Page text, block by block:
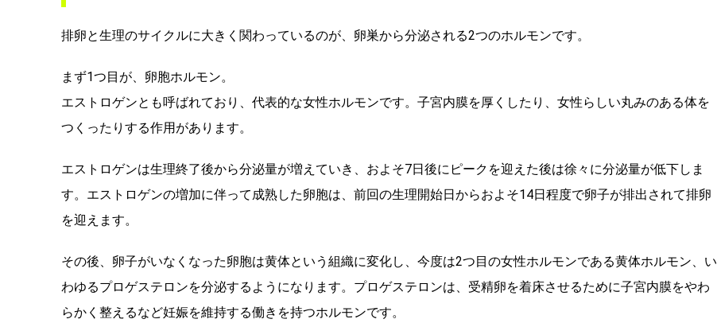
排卵と生理のサイクルに大きく関わっているのが、卵巣から分泌される2つのホルモンです。
まず1つ目が、卵胞ホルモン。
エストロゲンとも呼ばれており、代表的な女性ホルモンです。子宮内膜を厚くしたり、女性らしい丸みのある体を
つくったりする作用があります。
エストロゲンは生理終了後から分泌量が増えていき、およそ7日後にピークを迎えた後は徐々に分泌量が低下しま
す。エストロゲンの増加に伴って成熟した卵胞は、前回の生理開始日からおよそ14日程度で卵子が排出されて排卵
を迎えます。
その後、卵子がいなくなった卵胞は黄体という組織に変化し、今度は2つ目の女性ホルモンである黄体ホルモン、い
わゆるプロゲステロンを分泌するようになります。プロゲステロンは、受精卵を着床させるために子宮内膜をやわ
らかく整えるなど妊娠を維持する働きを持つホルモンです。